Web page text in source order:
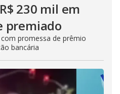
230 mil em
premiado
promessa de prêmio
bancária